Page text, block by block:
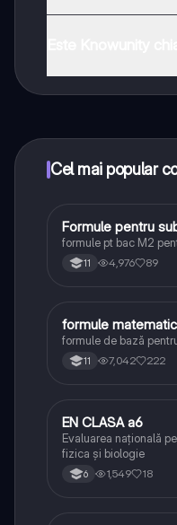
Cel mai popular
Matematică
Formule pentru
formule pt bac M2
11 4,976 89
Matematică
formule
formule de bază
11 7,042 222
Matematică
EN CLASA a6
Evaluarea națională
fizica și biologie
6 1,549 18